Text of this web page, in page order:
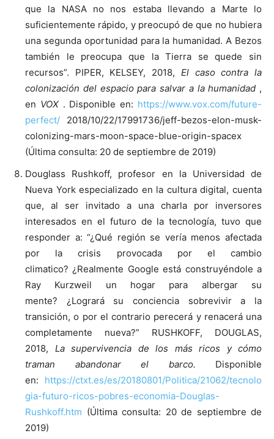
que la NASA no nos estaba llevando a Marte lo
suficientemente rápido, y preocupó de que no hubiera
una segunda oportunidad para la humanidad. A Bezos
también le preocupa que la Tierra se quede sin
recursos”. PIPER, KELSEY, 2018, El caso contra la
colonización del espacio para salvar a la humanidad ,
en VOX. Disponible en: https://www.vox.com/future-
perfect/ 2018/10/22/17991736/jeff-bezos-elon-musk-
colonizing-mars-moon-space-blue-origin-spacex
(Última consulta: 20 de septiembre de 2019)
Douglass Rushkoff, profesor en la Universidad de
Nueva York especializado en la cultura digital, cuenta
que, al ser invitado a una charla por inversores
interesados ​​en el futuro de la tecnología, tuvo que
responder a: “¿Qué región se vería menos afectada
por la crisis provocada por el cambio
climatico? ¿Realmente Google está construyéndole a
Ray Kurzweil un hogar para albergar su
mente? ¿Logrará su conciencia sobrevivir a la
transición, o por el contrario perecerá y renacerá una
completamente nueva?” RUSHKOFF, DOUGLAS,
2018, La supervivencia de los más ricos y cómo
traman abandonar el barco. Disponible
en: https://ctxt.es/es/20180801/Politica/21062/tecnolo
gia-futuro-ricos-pobres-economia-Douglas-
Rushkoff.htm (Última consulta: 20 de septiembre de
2019)